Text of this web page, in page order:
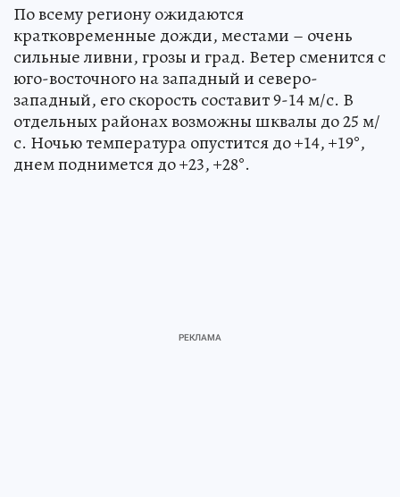
По всему региону ожидаются
кратковременные дожди, местами – очень
сильные ливни, грозы и град. Ветер сменится с
юго-восточного на западный и северо-
западный, его скорость составит 9-14 м/с. В
отдельных районах возможны шквалы до 25 м/
с. Ночью температура опустится до +14, +19°,
днем поднимется до +23, +28°.